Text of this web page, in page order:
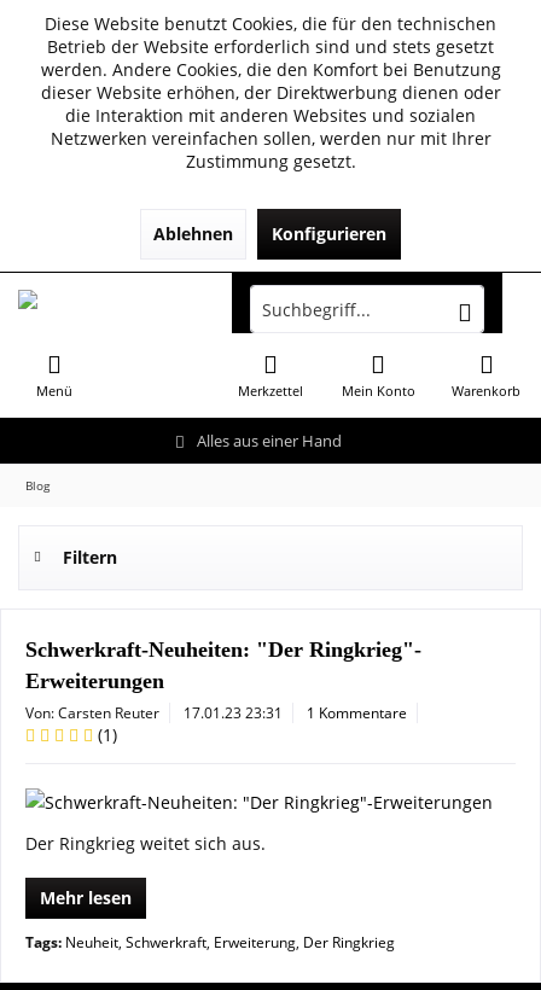
Diese Website benutzt Cookies, die für den technischen
Betrieb der Website erforderlich sind und stets gesetzt
werden. Andere Cookies, die den Komfort bei Benutzung
dieser Website erhöhen, der Direktwerbung dienen oder
die Interaktion mit anderen Websites und sozialen
Netzwerken vereinfachen sollen, werden nur mit Ihrer
Zustimmung gesetzt.
Ablehnen Konfigurieren
Alles aus einer Hand
Menü Warenkorb
Merkzettel Mein Konto
Blog
Filtern
Schwerkraft-Neuheiten: "Der Ringkrieg"-
Erweiterungen
Von: Carsten Reuter 17.01.23 23:31 1 Kommentare
(1)
Der Ringkrieg weitet sich aus.
Mehr lesen
Tags: Neuheit, Schwerkraft, Erweiterung, Der Ringkrieg